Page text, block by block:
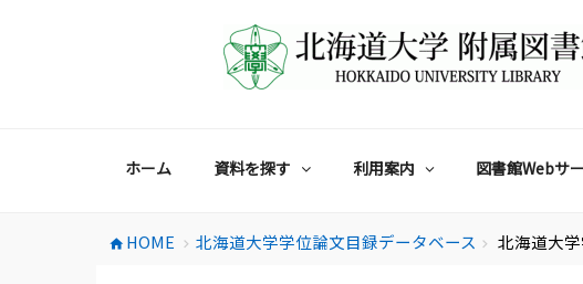
ホーム 資料を探す 利用案内 図書館Webサ
home HOME chevron_right 北海道大学学位論文目録データベース chevron_right 北海道大